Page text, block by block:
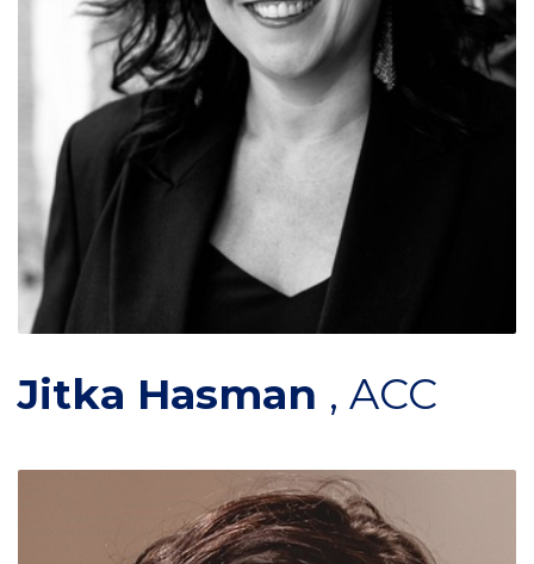
Jitka Hasman , ACC